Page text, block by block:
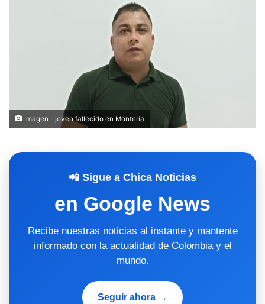
Imagen - joven fallecido en Montería
📲 Sigue a Chica Noticias
en Google News
Recibe nuestras noticias al instante y mantente
informado con la actualidad de Colombia y el
mundo.
Seguir ahora →